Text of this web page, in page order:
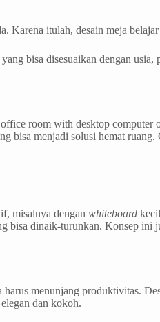
Karena itulah, desain meja
bisa disesuaikan dengan usia,
room with desktop computer
bisa menjadi solusi hemat
misalnya dengan whiteboard
bisa dinaik-turunkan. Konsep
harus menunjang produktivitas.
dan kokoh.